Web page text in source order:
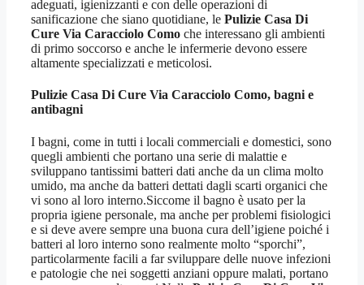
adeguati, igienizzanti e con delle operazioni di
sanificazione che siano quotidiane, le Pulizie Casa Di
Cure Via Caracciolo Como che interessano gli ambienti
di primo soccorso e anche le infermerie devono essere
altamente specializzati e meticolosi.
Pulizie Casa Di Cure Via Caracciolo Como, bagni e
antibagni
I bagni, come in tutti i locali commerciali e domestici, sono
quegli ambienti che portano una serie di malattie e
sviluppano tantissimi batteri dati anche da un clima molto
umido, ma anche da batteri dettati dagli scarti organici che
vi sono al loro interno.Siccome il bagno è usato per la
propria igiene personale, ma anche per problemi fisiologici
e si deve avere sempre una buona cura dell’igiene poiché i
batteri al loro interno sono realmente molto “sporchi”,
particolarmente facili a far sviluppare delle nuove infezioni
e patologie che nei soggetti anziani oppure malati, portano